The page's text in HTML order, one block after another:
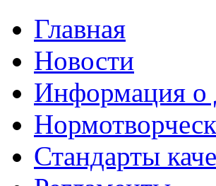
Главная
Новости
Информация о
Стандарты